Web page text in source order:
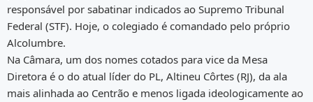
responsável por sabatinar indicados ao Supremo Tribunal
Federal (STF). Hoje, o colegiado é comandado pelo próprio
Alcolumbre.
Na Câmara, um dos nomes cotados para vice da Mesa
Diretora é o do atual líder do PL, Altineu Côrtes (RJ), da ala
mais alinhada ao Centrão e menos ligada ideologicamente ao